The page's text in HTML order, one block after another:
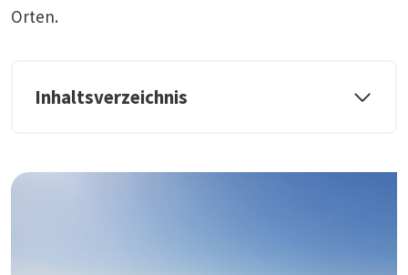
Orten.
Inhaltsverzeichnis